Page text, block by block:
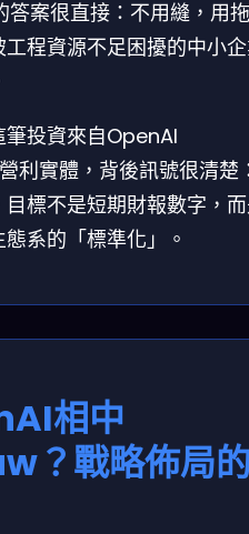
案很直接：不用縫，用
程資源不足困擾的中小
投資來自OpenAI
利實體，背後訊號很清楚
目標不是短期財報數字，
系的「標準化」。
相中
？戰略佈局